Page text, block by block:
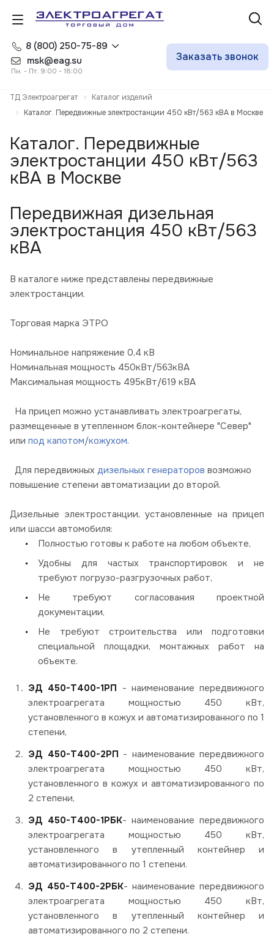
8 (800) 250-75-89
msk@eag.su
Пн. - Пт. 9:00 - 18:00
Заказать звонок
ТД Электроагрегат
Каталог изделий
Каталог. Передвижные электростанции 450 кВт/563 кВА в Москве
Каталог. Передвижные
электростанции 450 кВт/563
кВА в Москве
Передвижная дизельная
электростанция 450 кВт/563
кВА
В каталоге ниже представлены передвижные
электростанции.
Торговая марка ЭТРО
Номинальное напряжение 0,4 кВ
Номинальная мощность 450кВт/563кВА
Максимальная мощность 495кВт/619 кВА
На прицеп можно устанавливать электроагрегаты,
размещенные в утепленном блок-контейнере "Север"
или под капотом/кожухом.
Для передвижных дизельных генераторов возможно
повышение степени автоматизации до второй.
Дизельные электростанции, установленные на прицеп
или шасси автомобиля:
Полностью готовы к работе на любом объекте,
Удобны для частых транспортировок и не
требуют погрузо-разгрузочных работ,
Не требуют согласования проектной
документации,
Не требуют строительства или подготовки
специальной площадки, монтажных работ на
объекте.
ЭД 450-Т400-1РП - наименование передвижного
электроагрегата мощностью 450 кВт,
установленного в кожух и автоматизированного по 1
степени,
ЭД 450-Т400-2РП - наименование передвижного
электроагрегата мощностью 450 кВт,
установленного в кожух и автоматизированного по
2 степени,
ЭД 450-Т400-1РБК- наименование передвижного
электроагрегата мощностью 450 кВт,
установленного в утепленный контейнер и
автоматизированного по 1 степени.
ЭД 450-Т400-2РБК- наименование передвижного
электроагрегата мощностью 450 кВт,
установленного в утепленный контейнер и
автоматизированного по 2 степени.